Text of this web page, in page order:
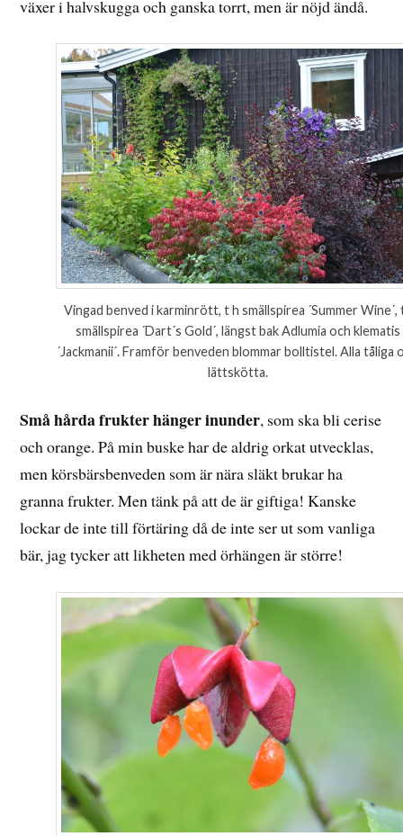
växer i halvskugga och ganska torrt, men är nöjd ändå.
Vingad benved i karminrött, t h smällspirea ´Summer Wine´,
smällspirea ´Dart´s Gold´, längst bak Adlumia och klematis
´Jackmanii´. Framför benveden blommar bolltistel. Alla tåliga
lättskötta.
Små hårda frukter hänger inunder, som ska bli cerise
och orange. På min buske har de aldrig orkat utvecklas,
men körsbärsbenveden som är nära släkt brukar ha
granna frukter. Men tänk på att de är giftiga! Kanske
lockar de inte till förtäring då de inte ser ut som vanliga
bär, jag tycker att likheten med örhängen är större!